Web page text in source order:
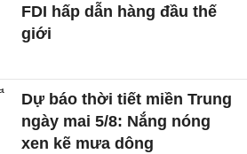
FDI hấp dẫn hàng đầu thế
giới
Dự báo thời tiết miền Trung
ngày mai 5/8: Nắng nóng
xen kẽ mưa dông